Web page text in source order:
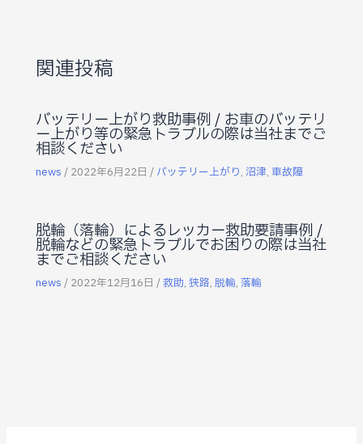
関連投稿
バッテリー上がり救助事例 / お車のバッテリ
ー上がり等の緊急トラブルの際は当社までご
相談ください
news / 2022年6月22日/ バッテリー上がり,沼津,車故障
脱輪（落輪）によるレッカー救助要請事例 /
脱輪などの緊急トラブルでお困りの際は当社
までご相談ください
news / 2022年12月16日/救助,狭路,脱輪,落輪